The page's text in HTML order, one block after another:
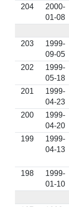
204
2000-
01-08
203
1999-
09-05
202
1999-
05-18
201
1999-
04-23
200
1999-
04-20
199
1999-
04-13
198
1999-
01-10